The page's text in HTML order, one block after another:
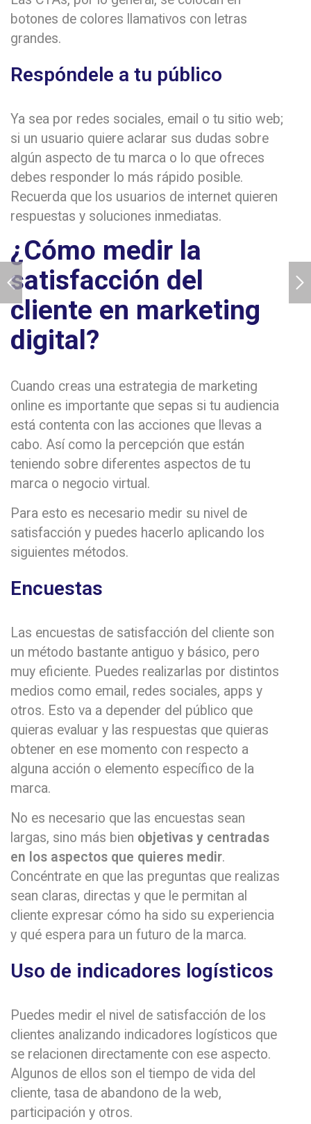
botones de colores llamativos con letras
grandes.
Respóndele a tu público
Ya sea por redes sociales, email o tu sitio web;
si un usuario quiere aclarar sus dudas sobre
algún aspecto de tu marca o lo que ofreces
debes responder lo más rápido posible.
Recuerda que los usuarios de internet quieren
respuestas y soluciones inmediatas.
¿Cómo medir la
satisfacción del
cliente en marketing
digital?
Cuando creas una estrategia de marketing
online es importante que sepas si tu audiencia
está contenta con las acciones que llevas a
cabo. Así como la percepción que están
teniendo sobre diferentes aspectos de tu
marca o negocio virtual.
Para esto es necesario medir su nivel de
satisfacción y puedes hacerlo aplicando los
siguientes métodos.
Encuestas
Las encuestas de satisfacción del cliente son
un método bastante antiguo y básico, pero
muy eficiente. Puedes realizarlas por distintos
medios como email, redes sociales, apps y
otros. Esto va a depender del público que
quieras evaluar y las respuestas que quieras
obtener en ese momento con respecto a
alguna acción o elemento específico de la
marca.
No es necesario que las encuestas sean
largas, sino más bien objetivas y centradas
en los aspectos que quieres medir.
Concéntrate en que las preguntas que realizas
sean claras, directas y que le permitan al
cliente expresar cómo ha sido su experiencia
y qué espera para un futuro de la marca.
Uso de indicadores logísticos
Puedes medir el nivel de satisfacción de los
clientes analizando indicadores logísticos que
se relacionen directamente con ese aspecto.
Algunos de ellos son el tiempo de vida del
cliente, tasa de abandono de la web,
participación y otros.